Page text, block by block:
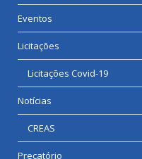
Eventos
Licitações
Licitações Covid-19
Notícias
CREAS
Precatório